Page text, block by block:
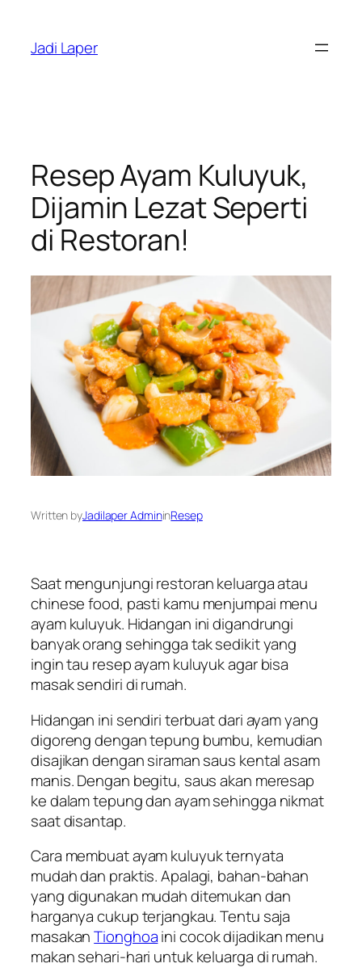
content
Jadi Laper
Resep Ayam Kuluyuk,
Dijamin Lezat Seperti
di Restoran!
Written byJadilaper AdmininResep
Saat mengunjungi restoran keluarga atau
chinese food, pasti kamu menjumpai menu
ayam kuluyuk. Hidangan ini digandrungi
banyak orang sehingga tak sedikit yang
ingin tau resep ayam kuluyuk agar bisa
masak sendiri di rumah.
Hidangan ini sendiri terbuat dari ayam yang
digoreng dengan tepung bumbu, kemudian
disajikan dengan siraman saus kental asam
manis. Dengan begitu, saus akan meresap
ke dalam tepung dan ayam sehingga nikmat
saat disantap.
Cara membuat ayam kuluyuk ternyata
mudah dan praktis. Apalagi, bahan-bahan
yang digunakan mudah ditemukan dan
harganya cukup terjangkau. Tentu saja
masakanTionghoaini cocok dijadikan menu
makan sehari-hari untuk keluarga di rumah.